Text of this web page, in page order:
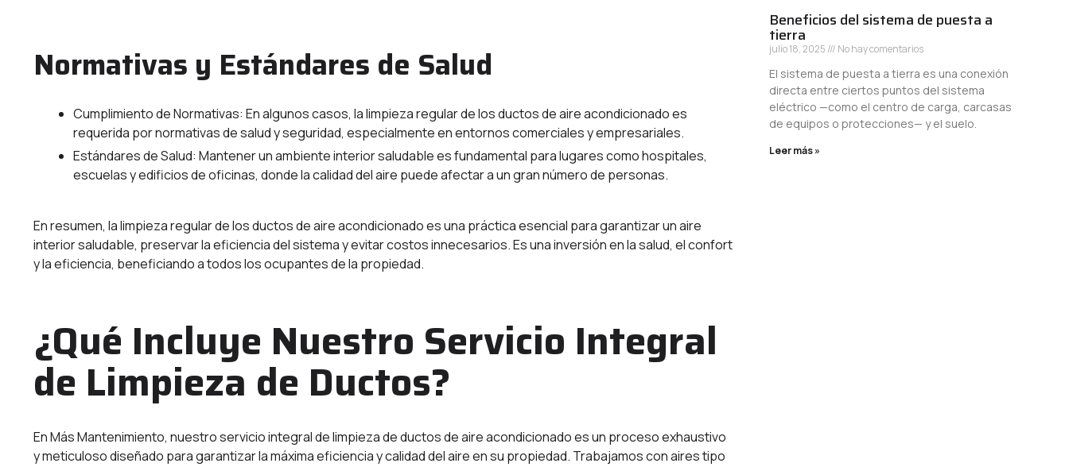
Normativas y Estándares de Salud
Cumplimiento de Normativas: En algunos casos, la limpieza regular de los ductos de aire acondicionado es
requerida por normativas de salud y seguridad, especialmente en entornos comerciales y empresariales.
Estándares de Salud: Mantener un ambiente interior saludable es fundamental para lugares como hospitales,
escuelas y edificios de oficinas, donde la calidad del aire puede afectar a un gran número de personas.
En resumen, la limpieza regular de los ductos de aire acondicionado es una práctica esencial para garantizar un aire
interior saludable, preservar la eficiencia del sistema y evitar costos innecesarios. Es una inversión en la salud, el confort
y la eficiencia, beneficiando a todos los ocupantes de la propiedad.
¿Qué Incluye Nuestro Servicio Integral
de Limpieza de Ductos?
En Más Mantenimiento, nuestro servicio integral de limpieza de ductos de aire acondicionado es un proceso exhaustivo
y meticuloso diseñado para garantizar la máxima eficiencia y calidad del aire en su propiedad. Trabajamos con aires tipo
Beneficios del sistema de puesta a
tierra
julio 18, 2025 No hay comentarios
El sistema de puesta a tierra es una conexión
directa entre ciertos puntos del sistema
eléctrico —como el centro de carga, carcasas
de equipos o protecciones— y el suelo.
Leer más »